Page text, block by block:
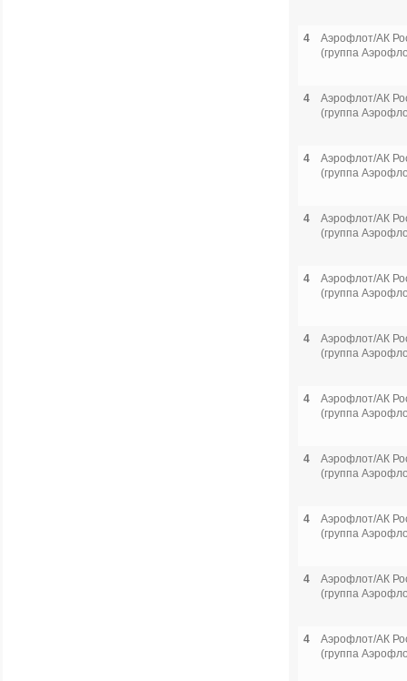
4
Аэрофлот/АК
(группа
4
Аэрофлот/АК
(группа
4
Аэрофлот/АК
(группа
4
Аэрофлот/АК
(группа
4
Аэрофлот/АК
(группа
4
Аэрофлот/АК
(группа
4
Аэрофлот/АК
(группа
4
Аэрофлот/АК
(группа
4
Аэрофлот/АК
(группа
4
Аэрофлот/АК
(группа
4
Аэрофлот/АК
(группа